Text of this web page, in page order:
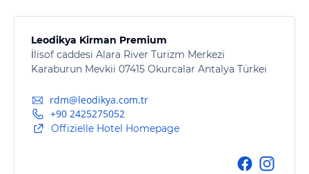
Leodikya Kirman Premium
İlisof caddesi Alara River Turizm Merkezi
Karaburun Mevkii 07415 Okurcalar Antalya Türkei
rdm@leodikya.com.tr
+90 2425275052
Offizielle Hotel Homepage